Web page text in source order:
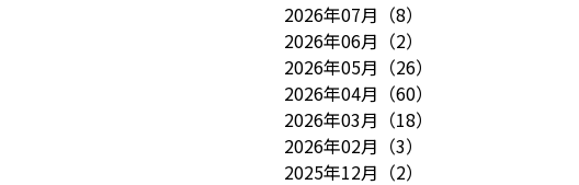
2026年07月 （8）
2026年06月 （2）
2026年05月 （26）
2026年04月 （60）
2026年03月 （18）
2026年02月 （3）
2025年12月 （2）